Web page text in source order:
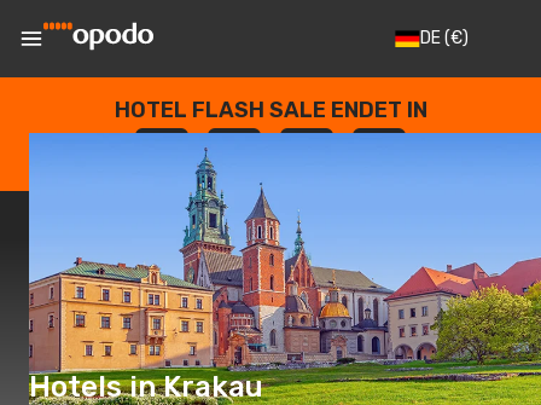
DE(€)
HOTEL FLASH SALE ENDET IN
STUNDEN
Hotels in Krakau